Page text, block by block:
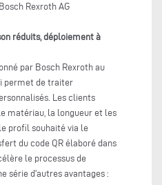
Rexroth AG
réduits, déploiement à
par Bosch Rexroth au
permet de traiter
Les clients
matériau, la longueur et les
profil souhaité via le
du code QR élaboré dans
le processus de
série d'autres avantages :